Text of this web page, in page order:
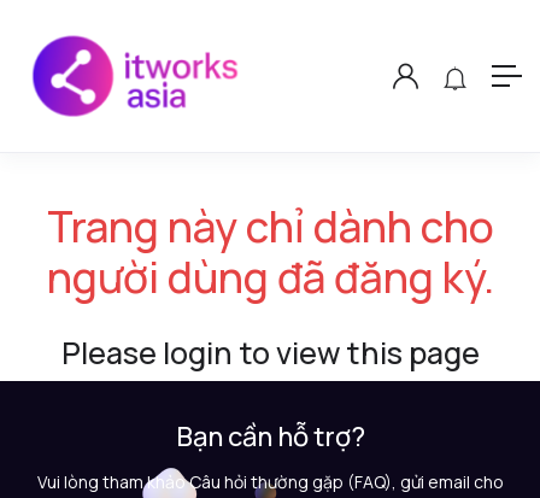
Trang này chỉ dành cho
người dùng đã đăng ký.
Please login to view this page
Bạn cần hỗ trợ?
Vui lòng tham khảo Câu hỏi thường gặp (FAQ), gửi email cho